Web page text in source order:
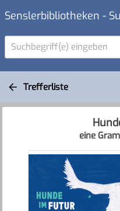
Senslerbibliotheken -
Suchbegriff(e) eingeben
Trefferliste
eine